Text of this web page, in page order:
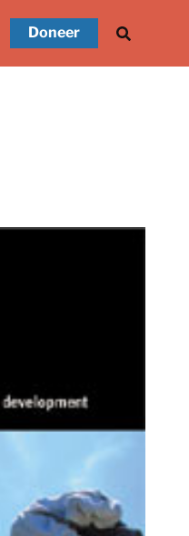
Doneer